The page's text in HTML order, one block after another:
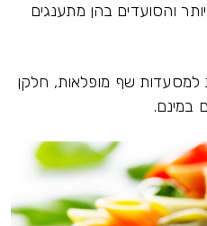
והסועדים בהן מתענגים
למסעדות שף מופלאות, חלקן
במינם.